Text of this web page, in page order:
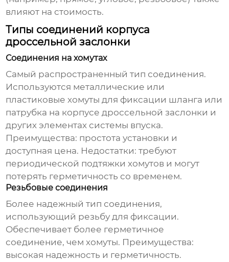
влияют на стоимость.
Типы соединений корпуса
дроссельной заслонки
Соединения на хомутах
Самый распространенный тип соединения.
Используются металлические или
пластиковые хомуты для фиксации шланга или
патрубка на корпусе дроссельной заслонки и
других элементах системы впуска.
Преимущества: простота установки и
доступная цена. Недостатки: требуют
периодической подтяжки хомутов и могут
потерять герметичность со временем.
Резьбовые соединения
Более надежный тип соединения,
использующий резьбу для фиксации.
Обеспечивает более герметичное
соединение, чем хомуты. Преимущества:
высокая надежность и герметичность.